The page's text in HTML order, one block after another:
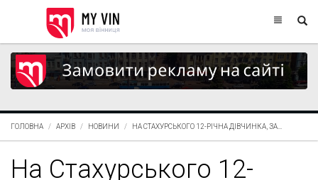
ГОЛОВНА АРХІВ НОВИНИ НА СТАХУРСЬКОГО 12-РІЧНА ДІВЧИНКА, ЗА...
На Стахурського 12-